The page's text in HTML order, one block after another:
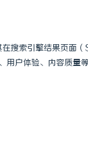
搜索引擎结果页面
用户体验、内容质